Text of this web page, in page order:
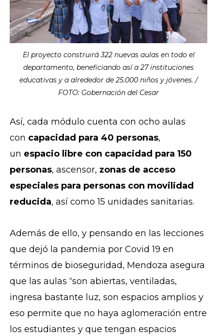
El proyecto construirá 322 nuevas aulas en todo el
departamento, beneficiando así a 27 instituciones
educativas y a alrededor de 25.000 niños y jóvenes. /
FOTO: Gobernación del Cesar
Así, cada módulo cuenta con ocho aulas
con capacidad para 40 personas,
un espacio libre con capacidad para 150
personas, ascensor, zonas de acceso
especiales para personas con movilidad
reducida, así como 15 unidades sanitarias.
Además de ello, y pensando en las lecciones
que dejó la pandemia por Covid 19 en
términos de bioseguridad, Mendoza asegura
que las aulas “son abiertas, ventiladas,
ingresa bastante luz, son espacios amplios y
eso permite que no haya aglomeración entre
los estudiantes y que tengan espacios